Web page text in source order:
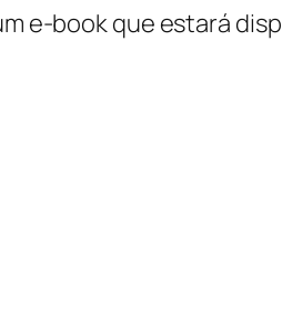
e-book que estará